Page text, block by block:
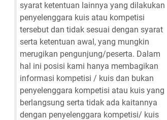
syarat ketentuan lainnya yang dilakukan
penyelenggara kuis atau kompetisi
tersebut dan tidak sesuai dengan syarat
serta ketentuan awal, yang mungkin
merugikan pengunjung/peserta. Dalam
hal ini posisi kami hanya membagikan
informasi kompetisi / kuis dan bukan
penyelenggara kompetisi atau kuis yang
berlangsung serta tidak ada kaitannya
dengan penyelenggara kompetisi/ kuis